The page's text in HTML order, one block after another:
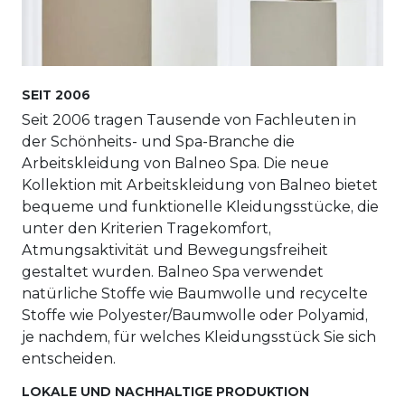
SEIT 2006
Seit 2006 tragen Tausende von Fachleuten in
der Schönheits- und Spa-Branche die
Arbeitskleidung von Balneo Spa. Die neue
Kollektion mit Arbeitskleidung von Balneo bietet
bequeme und funktionelle Kleidungsstücke, die
unter den Kriterien Tragekomfort,
Atmungsaktivität und Bewegungsfreiheit
gestaltet wurden. Balneo Spa verwendet
natürliche Stoffe wie Baumwolle und recycelte
Stoffe wie Polyester/Baumwolle oder Polyamid,
je nachdem, für welches Kleidungsstück Sie sich
entscheiden.
LOKALE UND NACHHALTIGE PRODUKTION